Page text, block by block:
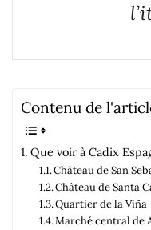
Contenu de
Que voir à Cadix
Château de San
Château de Santa
Quartier de la Viña
Marché central de